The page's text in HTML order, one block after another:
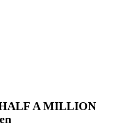
A MILLION